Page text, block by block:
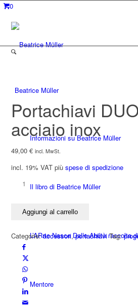
0
Beatrice Müller
Informazioni su Beatrice Müller
Il libro di Beatrice Müller
L’ARrte Nasce Dalle Abiltà raccolta
Mentore
Portachiavi
acciaio inox
49,00€ incl. MwSt.
incl. 19% VAT piùspese di spedizione
Portachiavi
acciaio
quantità
Aggiungi al carrello
Categorie:accessori,portachiavi Tag: